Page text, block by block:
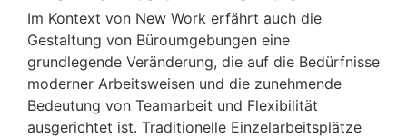
Im Kontext von New Work erfährt auch die
Gestaltung von Büroumgebungen eine
grundlegende Veränderung, die auf die Bedürfnisse
moderner Arbeitsweisen und die zunehmende
Bedeutung von Teamarbeit und Flexibilität
ausgerichtet ist. Traditionelle Einzelarbeitsplätze